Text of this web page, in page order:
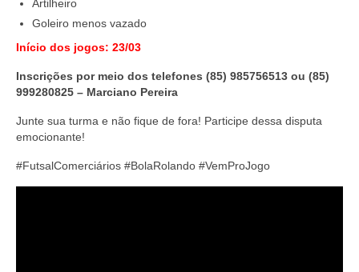
Artilheiro
Goleiro menos vazado
Início dos jogos: 23/03
Inscrições por meio dos telefones (85) 985756513 ou (85)
999280825 – Marciano Pereira
Junte sua turma e não fique de fora! Participe dessa disputa
emocionante!
#FutsalComerciários #BolaRolando #VemProJogo